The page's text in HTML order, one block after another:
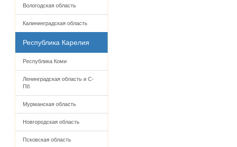
Вологодская область
Калининградская область
Республика Карелия
Республика Коми
Ленинградская область и С-
Пб
Мурманская область
Новгородская область
Псковская область